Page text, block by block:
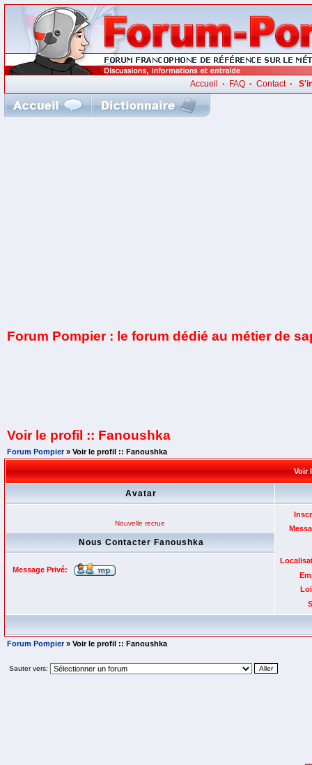
Accueil • FAQ •Contact•
Forum Pompier : le forum dédié au métier de
Voir le profil :: Fanoushka
Forum Pompier» Voir le profil :: Fanoushka
Voir
Avatar
Nouvelle recrue
Nous Contacter Fanoushka
Message Privé:
Forum Pompier» Voir le profil :: Fanoushka
Sauter vers: